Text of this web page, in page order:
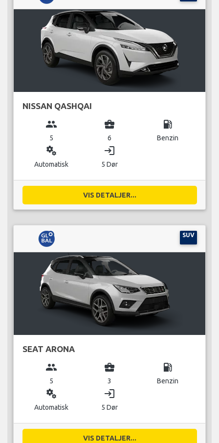
NISSAN QASHQAI
group
5
business_center
6
local_gas_station
Benzin
miscellaneous_services
Automatisk
login
5 Dør
VIS DETALJER...
SUV
SEAT ARONA
group
5
business_center
3
local_gas_station
Benzin
miscellaneous_services
Automatisk
login
5 Dør
VIS DETALJER...